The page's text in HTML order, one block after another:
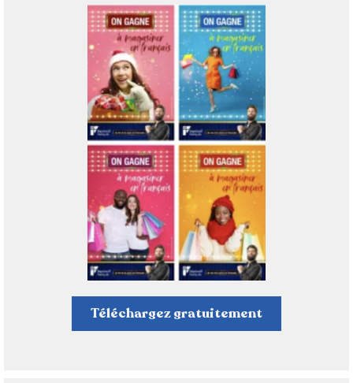
Téléchargez gratuitement